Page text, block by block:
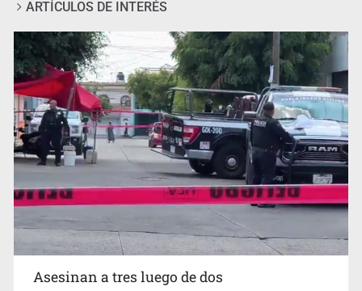
Mujer resulta lesionada tras ataque de pitbull en
Zapopan
ARTÍCULOS DE INTERÉS
Asesinan a tres luego de dos